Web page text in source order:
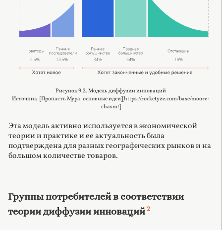
Рисунок 9.2. Модель диффузии инноваций
Источник: [Пропасть Мура: основные идеи][https://rocketyze.com/base/moore-
chasm/]
Эта модель активно используется в экономической
теории и практике и ее актуальность была
подтверждена для разных географических рынков и на
большом количестве товаров.
Группы потребителей в соответствии
теории диффузии инноваций2